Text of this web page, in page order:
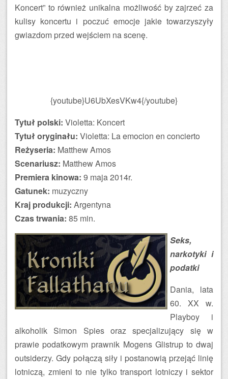
Koncert” to również unikalna możliwość by zajrzeć za
kulisy koncertu i poczuć emocje jakie towarzyszyły
gwiazdom przed wejściem na scenę.
{youtube}U6UbXesVKw4{/youtube}
Tytuł polski: Violetta: Koncert
Tytuł oryginału: Violetta: La emocion en concierto
Reżyseria: Matthew Amos
Scenariusz: Matthew Amos
Premiera kinowa: 9 maja 2014r.
Gatunek: muzyczny
Kraj produkcji: Argentyna
Czas trwania: 85 min.
Seks,
narkotyki i
podatki
Dania, lata
60. XX w.
Playboy i
alkoholik Simon Spies oraz specjalizujący się w
prawie podatkowym prawnik Mogens Glistrup to dwaj
outsiderzy. Gdy połączą siły i postanowią przejąć linię
lotniczą, zmieni to nie tylko transport lotniczy i sektor